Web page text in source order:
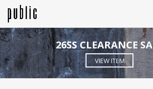
26SS CLEARANCE
VIEW ITEM